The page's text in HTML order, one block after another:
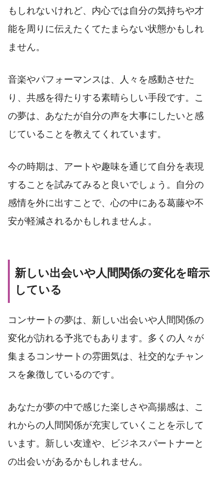
もしれないけれど、内心では自分の気持ちや才
能を周りに伝えたくてたまらない状態かもしれ
ません。
音楽やパフォーマンスは、人々を感動させた
り、共感を得たりする素晴らしい手段です。こ
の夢は、あなたが自分の声を大事にしたいと感
じていることを教えてくれています。
今の時期は、アートや趣味を通じて自分を表現
することを試みてみると良いでしょう。自分の
感情を外に出すことで、心の中にある葛藤や不
安が軽減されるかもしれませんよ。
新しい出会いや人間関係の変化を暗示
している
コンサートの夢は、新しい出会いや人間関係の
変化が訪れる予兆でもあります。多くの人々が
集まるコンサートの雰囲気は、社交的なチャン
スを象徴しているのです。
あなたが夢の中で感じた楽しさや高揚感は、こ
れからの人間関係が充実していくことを示して
います。新しい友達や、ビジネスパートナーと
の出会いがあるかもしれません。